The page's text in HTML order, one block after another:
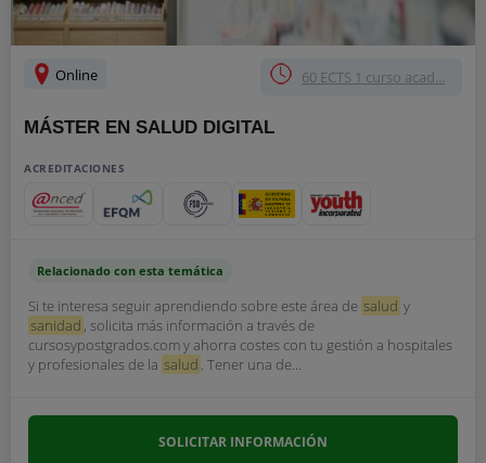
Online 60 ECTS 1 curso acad...
MÁSTER EN SALUD DIGITAL
ACREDITACIONES
Relacionado con esta temática
Si te interesa seguir aprendiendo sobre este área de salud y
sanidad , solicita más información a través de
cursosypostgrados.com y ahorra costes con tu gestión a hospitales
y profesionales de la salud . Tener una de...
SOLICITAR INFORMACIÓN